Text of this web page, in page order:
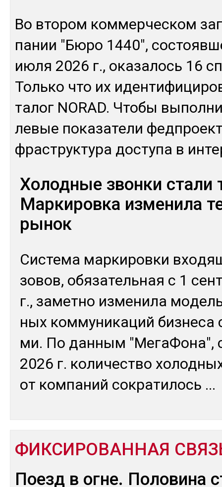
Во вто­ром ком­мер­чес­ком
па­нии "Бю­ро 1440",
июля 2026 г., ока­залось 16
Толь­ко что их
талог NORAD. Что­бы
левые по­каза­тели
фраструк­ту­ра дос­ту­па в
Холодные звонки стали
Маркировка изменила
рынок
Сис­те­ма мар­ки­ров­ки
зовов, обя­затель­ная с 1
г., за­мет­но из­ме­нила
ных ком­му­ника­ций биз­не­са
ми. По дан­ным "Ме­гаФо­на",
2026 г. ко­личес­тво
от ком­па­ний сок­ра­тилось ...
ФИКСИРОВАННАЯ
Поезд в огне. Половина